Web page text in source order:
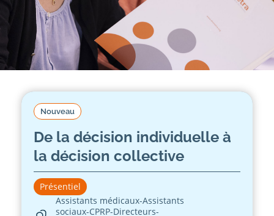
Nouveau
De la décision individuelle à
la décision collective
Présentiel
Assistants médicaux-Assistants
sociaux-CPRP-Directeurs-